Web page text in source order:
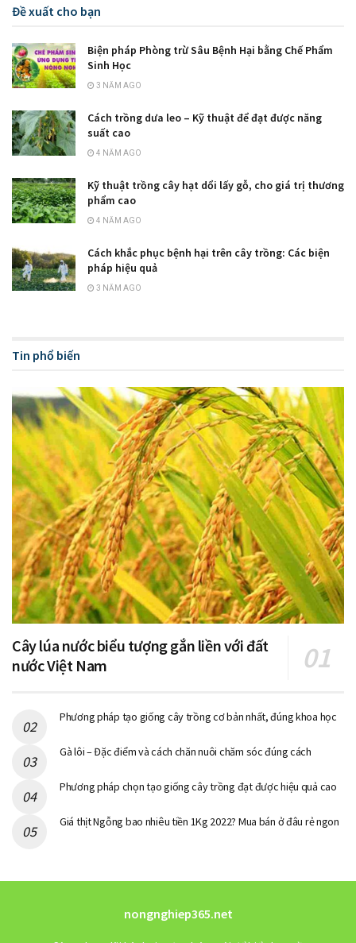
Đề xuất cho bạn
Biện pháp Phòng trừ Sâu Bệnh Hại bằng Chế Phẩm
Sinh Học
3 NĂM AGO
Cách trồng dưa leo – Kỹ thuật để đạt được năng
suất cao
4 NĂM AGO
Kỹ thuật trồng cây hạt dổi lấy gỗ, cho giá trị thương
phẩm cao
4 NĂM AGO
Cách khắc phục bệnh hại trên cây trồng: Các biện
pháp hiệu quả
3 NĂM AGO
Tin phổ biến
Cây lúa nước biểu tượng gắn liền với đất
nước Việt Nam
Phương pháp tạo giống cây trồng cơ bản nhất, đúng khoa học
Gà lôi – Đặc điểm và cách chăn nuôi chăm sóc đúng cách
Phương pháp chọn tạo giống cây trồng đạt được hiệu quả cao
Giá thịt Ngỗng bao nhiêu tiền 1Kg 2022? Mua bán ở đâu rẻ ngon
nongnghiep365.net